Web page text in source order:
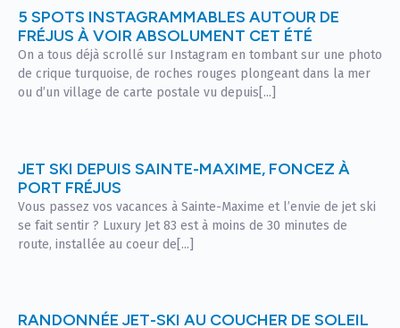
5 SPOTS INSTAGRAMMABLES AUTOUR DE
FRÉJUS À VOIR ABSOLUMENT CET ÉTÉ
On a tous déjà scrollé sur Instagram en tombant sur une photo
de crique turquoise, de roches rouges plongeant dans la mer
ou d’un village de carte postale vu depuis[...]
JET SKI DEPUIS SAINTE-MAXIME, FONCEZ À
PORT FRÉJUS
Vous passez vos vacances à Sainte-Maxime et l’envie de jet ski
se fait sentir ? Luxury Jet 83 est à moins de 30 minutes de
route, installée au coeur de[...]
RANDONNÉE JET-SKI AU COUCHER DE SOLEIL